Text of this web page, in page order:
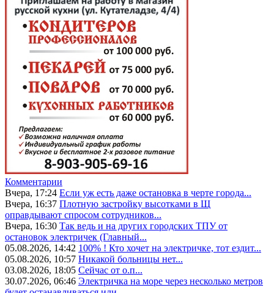
Комментарии
Вчера, 17:24 Если уж есть даже остановка в черте города...
Вчера, 16:37 Плотную застройку высотками в Щ
оправдывают спросом сотрудников...
Вчера, 16:30 Так ведь и на других городских ТПУ от
остановок электричек (Главный...
05.08.2026, 14:42 100% ! Кто хочет на электричке, тот ездит...
05.08.2026, 10:57 Никакой больницы нет...
03.08.2026, 18:05 Сейчас от о.п...
30.07.2026, 06:46 Электричка на море через несколько метров